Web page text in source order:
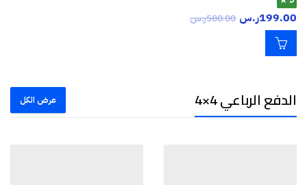
199.00ر.س 580.00ر.س
الدفع الرباعي 4×4 عرض الكل